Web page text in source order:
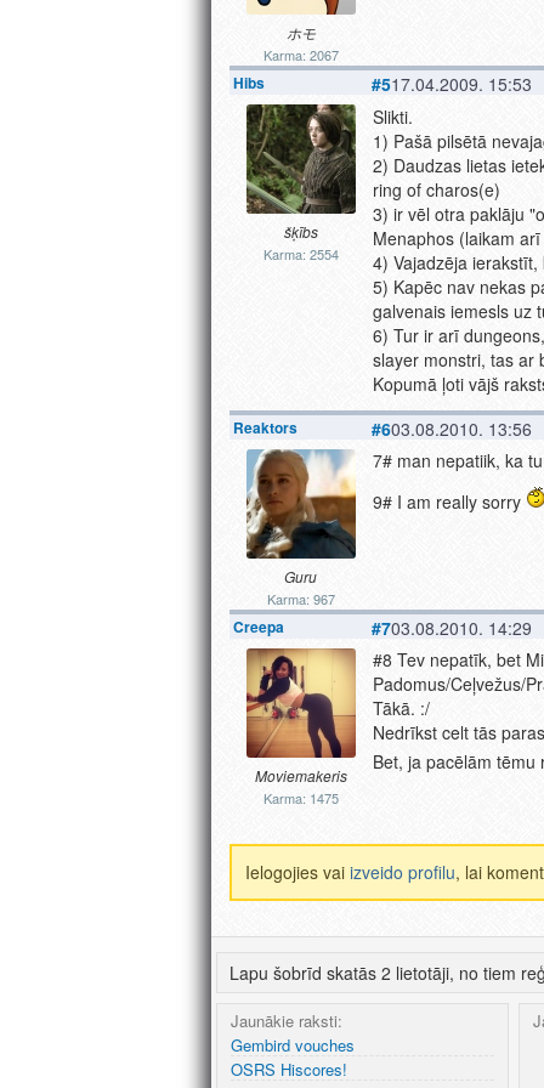
ホモ
Karma: 2067
Hibs
šķībs
Karma: 2554
#517.04.2009. 15:53
Slikti.
1) Pašā pilsētā
2) Daudzas lietas
ring of charos(e)
3) ir vēl otra paklāju
Menaphos (laikam
4) Vajadzēja
5) Kapēc nav nekas
galvenais iemesls uz
6) Tur ir arī
slayer monstri, tas ar
Kopumā ļoti vājš
Reaktors
Guru
Karma: 967
#603.08.2010. 13:56
7# man nepatiik, ka
9# I am really sorry
Creepa
Moviemakeris
Karma: 1475
#703.08.2010. 14:29
#8 Tev nepatīk, bet
Padomus/Ceļvežus/
Tākā. :/
Nedrīkst celt tās
Bet, ja pacēlām
Ielogojies vaiizveido profilu, lai
Lapu šobrīd skatās 2 lietotāji, no tiem
Jaunākie raksti:
Gembird vouches
OSRS Hiscores!